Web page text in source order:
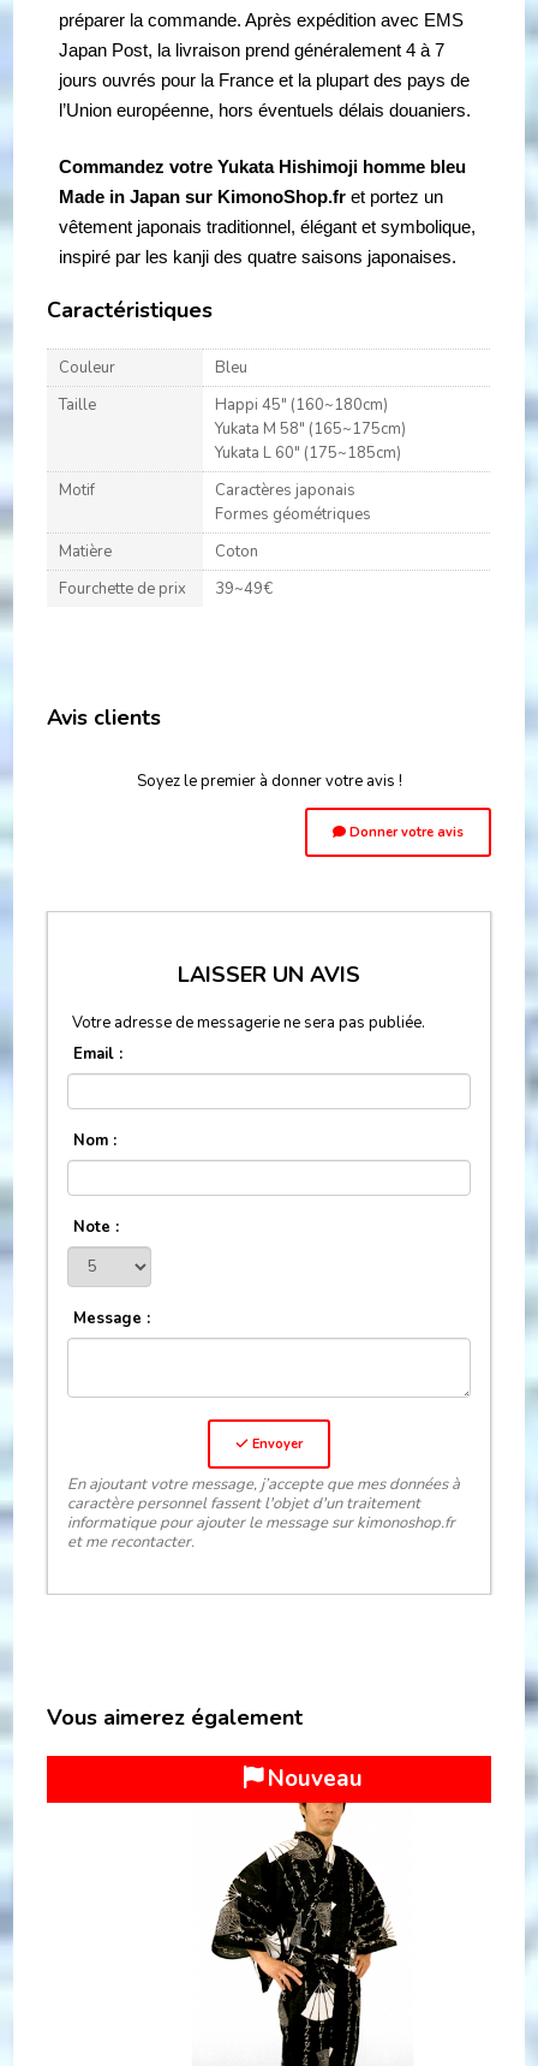
préparer la commande. Après expédition avec EMS
Japan Post, la livraison prend généralement 4 à 7
jours ouvrés pour la France et la plupart des pays de
l’Union européenne, hors éventuels délais douaniers.
Commandez votre Yukata Hishimoji homme bleu
Made in Japan sur KimonoShop.fr et portez un
vêtement japonais traditionnel, élégant et symbolique,
inspiré par les kanji des quatre saisons japonaises.
Caractéristiques
Couleur
Bleu
Taille
Happi 45" (160~180cm)
Yukata M 58" (165~175cm)
Yukata L 60" (175~185cm)
Motif
Caractères japonais
Formes géométriques
Matière
Coton
Fourchette de prix
39~49€
Avis clients
Soyez le premier à donner votre avis !
Donner votre avis
LAISSER UN AVIS
Votre adresse de messagerie ne sera pas publiée.
Email :
Nom :
Note :
Message :
Envoyer
En ajoutant votre message, j’accepte que mes données à
caractère personnel fassent l'objet d'un traitement
informatique pour ajouter le message sur kimonoshop.fr
et me recontacter.
Vous aimerez également
Nouveau